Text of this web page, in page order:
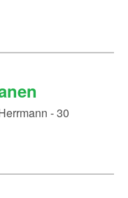
- 30